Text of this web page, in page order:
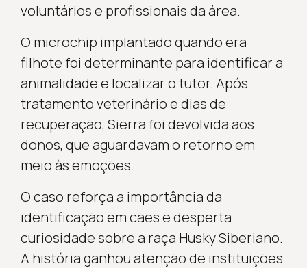
voluntários e profissionais da área.
O microchip implantado quando era
filhote foi determinante para identificar a
animalidade e localizar o tutor. Após
tratamento veterinário e dias de
recuperação, Sierra foi devolvida aos
donos, que aguardavam o retorno em
meio às emoções.
O caso reforça a importância da
identificação em cães e desperta
curiosidade sobre a raça Husky Siberiano.
A história ganhou atenção de instituições